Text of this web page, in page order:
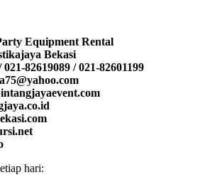
Equipment Rental
Bekasi
82619089 / 021-82601199
hari: